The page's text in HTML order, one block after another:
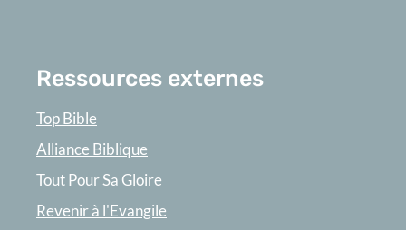
Ressources externes
Top Bible
Alliance Biblique
Tout Pour Sa Gloire
Revenir à l'Evangile